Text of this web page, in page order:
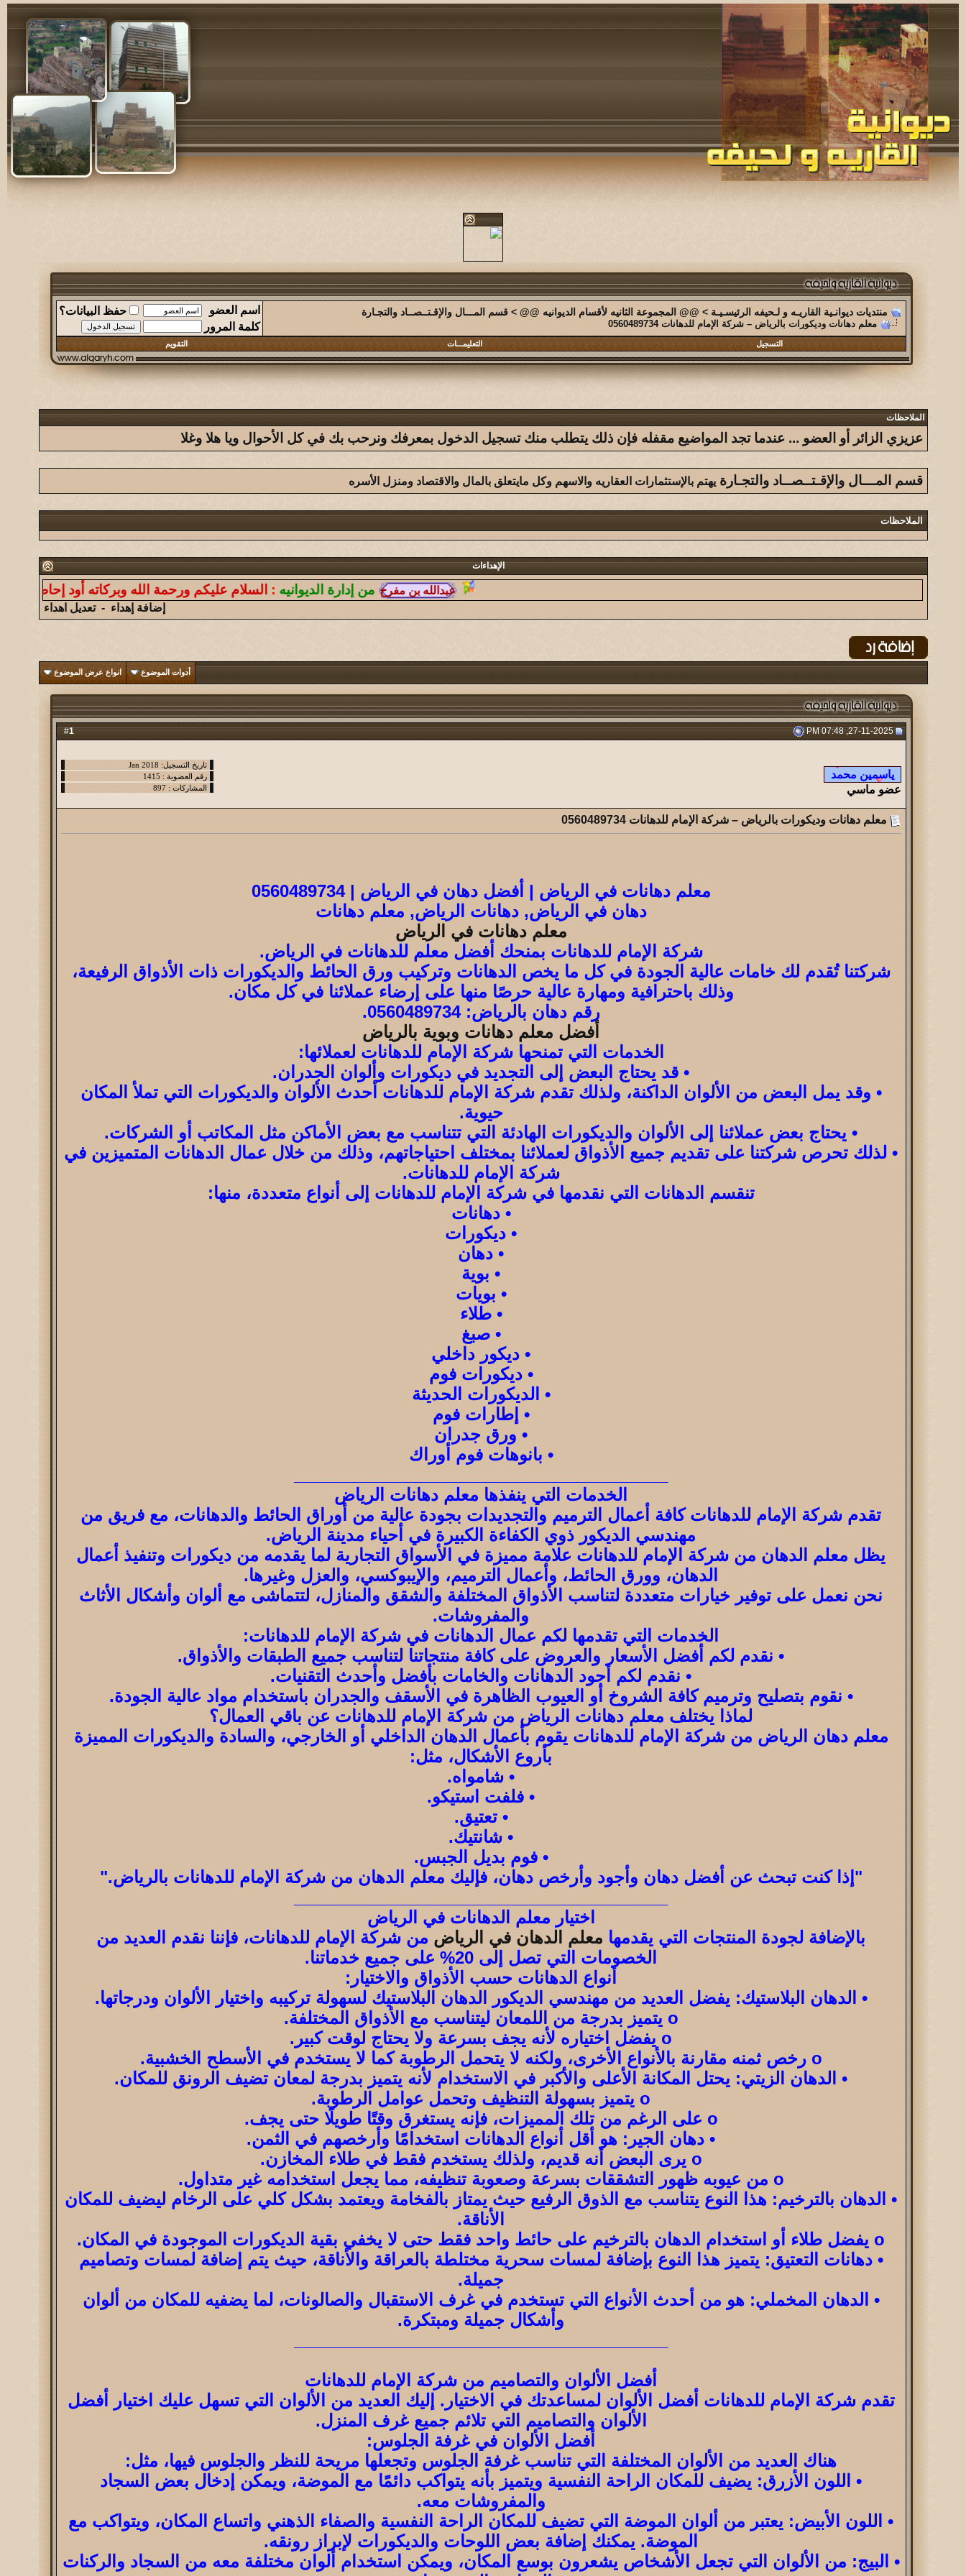
منتديات ديوانـية القاريـه و لـحيفه الرئيسـيـة > @@ المجموعة الثانيه لأقسام الديوانيه @@ >قسم المـــال والإقـتــصــاد والتجـارة
معلم دهانات وديكورات بالرياض – شركة الإمام للدهانات 0560489734
اسم العضو
حفظ البيانات؟
كلمة المرور
التسجيل التعليمـــات التقويم
الملاحظات
عزيزي الزائر أو العضو ... عندما تجد المواضيع مقفله فإن ذلك يتطلب منك تسجيل الدخول بمعرفك ونرحب بك في كل الأحوال ويا هلا وغلا
قسم المـــال والإقـتــصــاد والتجـارة يهتم بالإستثمارات العقاريه والاسهم وكل مايتعلق بالمال والاقتصاد ومنزل الأسره
الملاحظات
الإهداءات
من إدارة الديوانيه : السلام عليكم ورحمة الله وبركاته أود إحاطتكم أن
إضافة إهداء -تعديل اهداء
أدوات الموضوع انواع عرض الموضوع
#
1 27-11-2025, 07:48 PM
عضو ماسي
معلم دهانات وديكورات بالرياض – شركة الإمام للدهانات 0560489734
معلم دهانات في الرياض | أفضل دهان في الرياض | 0560489734
دهان في الرياض, دهانات الرياض, معلم دهانات
معلم دهانات في الرياض
شركة الإمام للدهانات بمنحك أفضل معلم للدهانات في الرياض.
شركتنا تُقدم لك خامات عالية الجودة في كل ما يخص الدهانات وتركيب ورق الحائط والديكورات ذات الأذواق الرفيعة،
وذلك باحترافية ومهارة عالية حرصًا منها على إرضاء عملائنا في كل مكان.
رقم دهان بالرياض: 0560489734.
أفضل معلم دهانات وبوية بالرياض
الخدمات التي تمنحها شركة الإمام للدهانات لعملائها:
• قد يحتاج البعض إلى التجديد في ديكورات وألوان الجدران.
• وقد يمل البعض من الألوان الداكنة، ولذلك تقدم شركة الإمام للدهانات أحدث الألوان والديكورات التي تملأ المكان
حيوية.
• يحتاج بعض عملائنا إلى الألوان والديكورات الهادئة التي تتناسب مع بعض الأماكن مثل المكاتب أو الشركات.
• لذلك تحرص شركتنا على تقديم جميع الأذواق لعملائنا بمختلف احتياجاتهم، وذلك من خلال عمال الدهانات المتميزين في
شركة الإمام للدهانات.
تنقسم الدهانات التي نقدمها في شركة الإمام للدهانات إلى أنواع متعددة، منها:
• دهانات
• ديكورات
• دهان
• بوية
• بويات
• طلاء
• صبغ
• ديكور داخلي
• ديكورات فوم
• الديكورات الحديثة
• إطارات فوم
• ورق جدران
• بانوهات فوم أوراك
الخدمات التي ينفذها معلم دهانات الرياض
تقدم شركة الإمام للدهانات كافة أعمال الترميم والتجديدات بجودة عالية من أوراق الحائط والدهانات، مع فريق من
مهندسي الديكور ذوي الكفاءة الكبيرة في أحياء مدينة الرياض.
يظل معلم الدهان من شركة الإمام للدهانات علامة مميزة في الأسواق التجارية لما يقدمه من ديكورات وتنفيذ أعمال
الدهان، وورق الحائط، وأعمال الترميم، والإيبوكسي، والعزل وغيرها.
نحن نعمل على توفير خيارات متعددة لتناسب الأذواق المختلفة والشقق والمنازل، لتتماشى مع ألوان وأشكال الأثاث
والمفروشات.
الخدمات التي تقدمها لكم عمال الدهانات في شركة الإمام للدهانات:
• نقدم لكم أفضل الأسعار والعروض على كافة منتجاتنا لتناسب جميع الطبقات والأذواق.
• نقدم لكم أجود الدهانات والخامات بأفضل وأحدث التقنيات.
• نقوم بتصليح وترميم كافة الشروخ أو العيوب الظاهرة في الأسقف والجدران باستخدام مواد عالية الجودة.
لماذا يختلف معلم دهانات الرياض من شركة الإمام للدهانات عن باقي العمال؟
معلم دهان الرياض من شركة الإمام للدهانات يقوم بأعمال الدهان الداخلي أو الخارجي، والسادة والديكورات المميزة
بأروع الأشكال، مثل:
• شامواه.
• فلفت استيكو.
• تعتيق.
• شانتيك.
• فوم بديل الجبس.
"إذا كنت تبحث عن أفضل دهان وأجود وأرخص دهان، فإليك معلم الدهان من شركة الإمام للدهانات بالرياض."
اختيار معلم الدهانات في الرياض
بالإضافة لجودة المنتجات التي يقدمها معلم الدهان في الرياض من شركة الإمام للدهانات، فإننا نقدم العديد من
الخصومات التي تصل إلى 20% على جميع خدماتنا.
أنواع الدهانات حسب الأذواق والاختيار:
• الدهان البلاستيك: يفضل العديد من مهندسي الديكور الدهان البلاستيك لسهولة تركيبه واختيار الألوان ودرجاتها.
o يتميز بدرجة من اللمعان ليتناسب مع الأذواق المختلفة.
o يفضل اختياره لأنه يجف بسرعة ولا يحتاج لوقت كبير.
o رخص ثمنه مقارنة بالأنواع الأخرى، ولكنه لا يتحمل الرطوبة كما لا يستخدم في الأسطح الخشبية.
• الدهان الزيتي: يحتل المكانة الأعلى والأكبر في الاستخدام لأنه يتميز بدرجة لمعان تضيف الرونق للمكان.
o يتميز بسهولة التنظيف وتحمل عوامل الرطوبة.
o على الرغم من تلك المميزات، فإنه يستغرق وقتًا طويلًا حتى يجف.
• دهان الجير: هو أقل أنواع الدهانات استخدامًا وأرخصهم في الثمن.
o يرى البعض أنه قديم، ولذلك يستخدم فقط في طلاء المخازن.
o من عيوبه ظهور التشققات بسرعة وصعوبة تنظيفه، مما يجعل استخدامه غير متداول.
• الدهان بالترخيم: هذا النوع يتناسب مع الذوق الرفيع حيث يمتاز بالفخامة ويعتمد بشكل كلي على الرخام ليضيف للمكان
الأناقة.
o يفضل طلاء أو استخدام الدهان بالترخيم على حائط واحد فقط حتى لا يخفي بقية الديكورات الموجودة في المكان.
• دهانات التعتيق: يتميز هذا النوع بإضافة لمسات سحرية مختلطة بالعراقة والأناقة، حيث يتم إضافة لمسات وتصاميم
جميلة.
• الدهان المخملي: هو من أحدث الأنواع التي تستخدم في غرف الاستقبال والصالونات، لما يضفيه للمكان من ألوان
وأشكال جميلة ومبتكرة.
أفضل الألوان والتصاميم من شركة الإمام للدهانات
تقدم شركة الإمام للدهانات أفضل الألوان لمساعدتك في الاختيار. إليك العديد من الألوان التي تسهل عليك اختيار أفضل
الألوان والتصاميم التي تلائم جميع غرف المنزل.
أفضل الألوان في غرفة الجلوس:
هناك العديد من الألوان المختلفة التي تناسب غرفة الجلوس وتجعلها مريحة للنظر والجلوس فيها، مثل:
• اللون الأزرق: يضيف للمكان الراحة النفسية ويتميز بأنه يتواكب دائمًا مع الموضة، ويمكن إدخال بعض السجاد
والمفروشات معه.
• اللون الأبيض: يعتبر من ألوان الموضة التي تضيف للمكان الراحة النفسية والصفاء الذهني واتساع المكان، ويتواكب مع
الموضة. يمكنك إضافة بعض اللوحات والديكورات لإبراز رونقه.
• البيج: من الألوان التي تجعل الأشخاص يشعرون بوسع المكان، ويمكن استخدام ألوان مختلفة معه من السجاد والركنات